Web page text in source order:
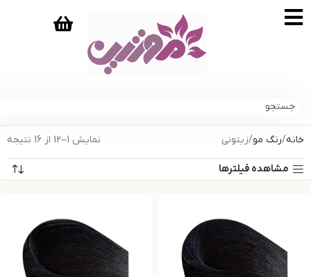
خانه رنگ مو زیتونی نمایش 1–12 از 16 نتیجه
مشاهده فیلترها